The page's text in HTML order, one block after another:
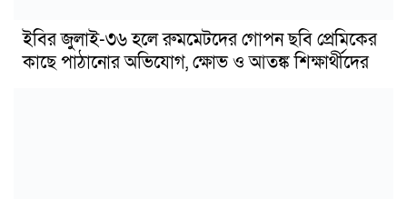
ইবির জুলাই-৩৬ হলে রুমমেটদের গোপন ছবি প্রেমিকের
কাছে পাঠানোর অভিযোগ, ক্ষোভ ও আতঙ্ক শিক্ষার্থীদের